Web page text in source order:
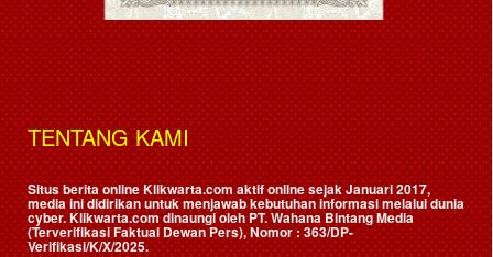
TENTANG KAMI
Situs berita online Klikwarta.com aktif online sejak Januari 2017,
media ini didirikan untuk menjawab kebutuhan informasi melalui dunia
cyber. Klikwarta.com dinaungi oleh PT. Wahana Bintang Media
(Terverifikasi Faktual Dewan Pers), Nomor : 363/DP-
Verifikasi/K/X/2025.